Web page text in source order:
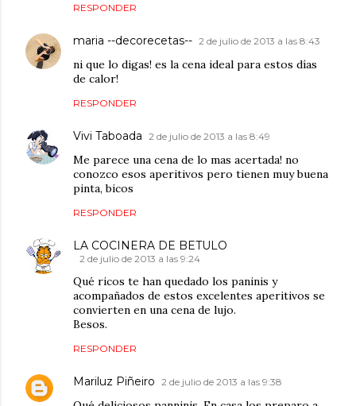
RESPONDER
maria --decorecetas-- 2 de julio de 2013 a las 8:43
ni que lo digas! es la cena ideal para estos días
de calor!
RESPONDER
Vivi Taboada 2 de julio de 2013 a las 8:49
Me parece una cena de lo mas acertada! no
conozco esos aperitivos pero tienen muy buena
pinta, bicos
RESPONDER
LA COCINERA DE BETULO
2 de julio de 2013 a las 9:24
Qué ricos te han quedado los paninis y
acompañados de estos excelentes aperitivos se
convierten en una cena de lujo.
Besos.
RESPONDER
Mariluz Piñeiro 2 de julio de 2013 a las 9:38